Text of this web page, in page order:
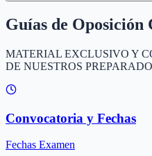
Guías de Oposición
MATERIAL EXCLUSIVO Y
DE NUESTROS
Convocatoria y Fechas
Fechas Examen